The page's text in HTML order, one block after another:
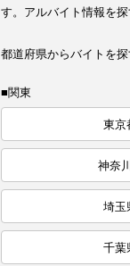
す。アルバイト情報を
都道府県からバイトを探
■関東
東京
神奈
埼玉
千葉